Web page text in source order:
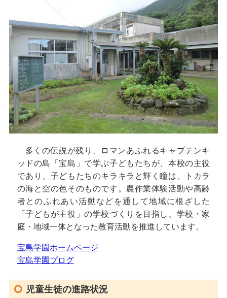
多くの伝説が残り、ロマンあふれるキャプテンキ
ッドの島「宝島」で学ぶ子どもたちが、本校の主役
であり、子どもたちのキラキラと輝く瞳は、トカラ
の海と空の色そのものです。農作業体験活動や高齢
者とのふれあい活動などを通して地域に根ざした
「子どもが主役」の学校づくりを目指し、学校・家
庭・地域一体となった教育活動を推進しています。
宝島学園ホームページ
宝島学園ブログ
児童生徒の進路状況